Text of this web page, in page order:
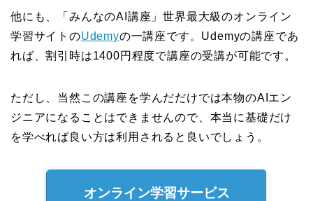
他にも、「みんなのAI講座」世界最大級のオンライン
学習サイトのUdemyの一講座です。Udemyの講座であ
れば、割引時は1400円程度で講座の受講が可能です。
ただし、当然この講座を学んだだけでは本物のAIエン
ジニアになることはできませんので、本当に基礎だけ
を学べれば良い方は利用されると良いでしょう。
オンライン学習サービス